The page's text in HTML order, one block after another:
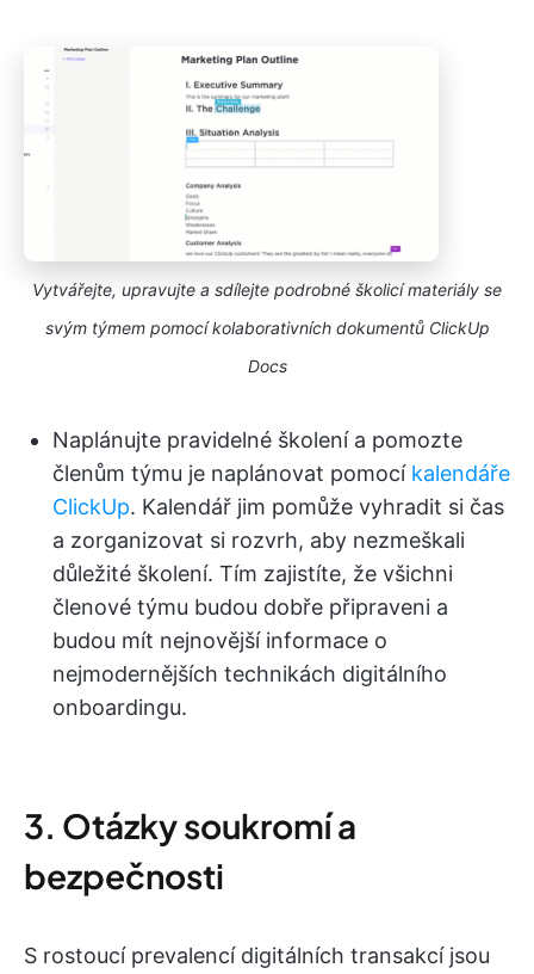
Vytvářejte, upravujte a sdílejte podrobné školicí materiály se
svým týmem pomocí kolaborativních dokumentů ClickUp
Docs
Naplánujte pravidelné školení a pomozte
členům týmu je naplánovat pomocí kalendáře
ClickUp. Kalendář jim pomůže vyhradit si čas
a zorganizovat si rozvrh, aby nezmeškali
důležité školení. Tím zajistíte, že všichni
členové týmu budou dobře připraveni a
budou mít nejnovější informace o
nejmodernějších technikách digitálního
onboardingu.
3. Otázky soukromí a
bezpečnosti
S rostoucí prevalencí digitálních transakcí jsou